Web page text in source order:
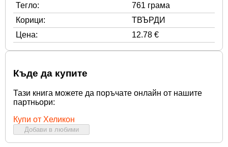
Тегло:
761 грама
Корици:
ТВЪРДИ
Цена:
12.78 €
Къде да купите
Тази книга можете да поръчате онлайн от нашите
партньори:
Купи от Хеликон
Добави в любими